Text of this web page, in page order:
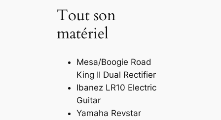
Tout son
matériel
Mesa/Boogie Road
King II Dual Rectifier
Ibanez LR10 Electric
Guitar
Yamaha Revstar